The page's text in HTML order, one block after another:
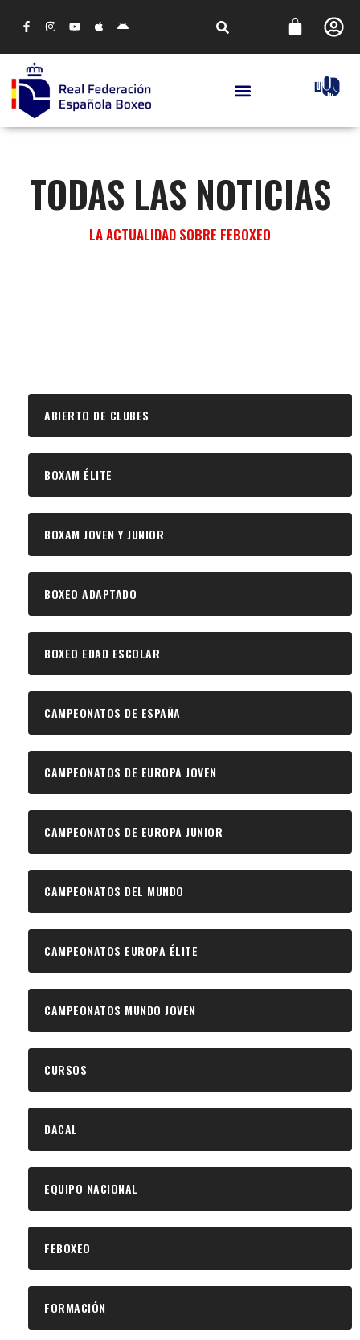
TODAS LAS NOTICIAS
LA ACTUALIDAD SOBRE FEBOXEO
ABIERTO DE CLUBES
BOXAM ÉLITE
BOXAM JOVEN Y JUNIOR
BOXEO ADAPTADO
BOXEO EDAD ESCOLAR
CAMPEONATOS DE ESPAÑA
CAMPEONATOS DE EUROPA JOVEN
CAMPEONATOS DE EUROPA JUNIOR
CAMPEONATOS DEL MUNDO
CAMPEONATOS EUROPA ÉLITE
CAMPEONATOS MUNDO JOVEN
CURSOS
DACAL
EQUIPO NACIONAL
FEBOXEO
FORMACIÓN